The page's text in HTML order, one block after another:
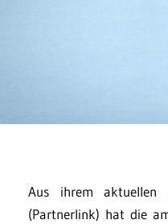
Aus ihrem aktuellen
(Partnerlink) hat die